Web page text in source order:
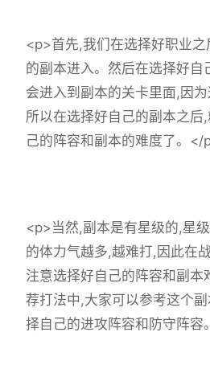
<p>首先,我们在选择好职业
的副本进入。然后在选择好自
会进入到副本的关卡里面,因
所以在选择好自己的副本之后
己的阵容和副本的难度了。</
<p>当然,副本是有星级的,星
的体力气越多,越难打,因此在
注意选择好自己的阵容和副本
荐打法中,大家可以参考这个
择自己的进攻阵容和防守阵容